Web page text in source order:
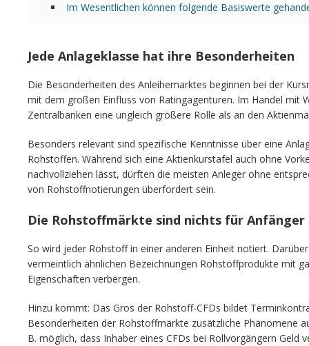
Im Wesentlichen können folgende Basiswerte
Jede Anlageklasse hat ihre Besonderheiten
Die Besonderheiten des Anleihemarktes beginnen bei der
mit dem großen Einfluss von Ratingagenturen. Im Handel mit
Zentralbanken eine ungleich größere Rolle als an den
Besonders relevant sind spezifische Kenntnisse über eine
Rohstoffen. Während sich eine Aktienkurstafel auch ohne
nachvollziehen lässt, dürften die meisten Anleger ohne
von Rohstoffnotierungen überfordert sein.
Die Rohstoffmärkte sind nichts für Anfänger
So wird jeder Rohstoff in einer anderen Einheit notiert.
vermeintlich ähnlichen Bezeichnungen Rohstoffprodukte mit
Eigenschaften verbergen.
Hinzu kommt: Das Gros der Rohstoff-CFDs bildet
Besonderheiten der Rohstoffmärkte zusätzliche Phänomene
B. möglich, dass Inhaber eines CFDs bei Rollvorgängern Geld